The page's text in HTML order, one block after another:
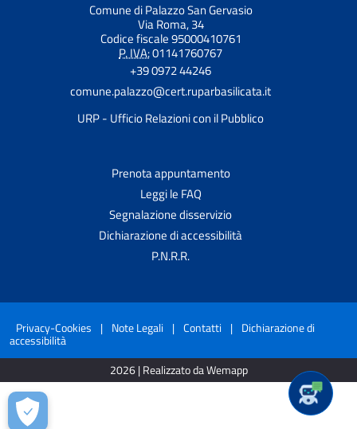
Comune di Palazzo San Gervasio
Via Roma, 34
Codice fiscale 95000410761
P. IVA:01141760767
+39 0972 44246
comune.palazzo@cert.ruparbasilicata.it
URP - Ufficio Relazioni con il Pubblico
Prenota appuntamento
Leggi le FAQ
Segnalazione disservizio
Dichiarazione di accessibilità
P.N.R.R.
Privacy-Cookies | Note Legali | Contatti | Dichiarazione di
accessibilità
2026 | Realizzato da Wemapp